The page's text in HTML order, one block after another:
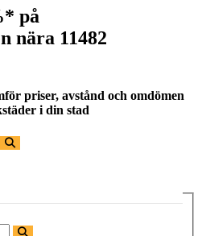
på
nära 11482
priser, avstånd och omdömen
i din stad